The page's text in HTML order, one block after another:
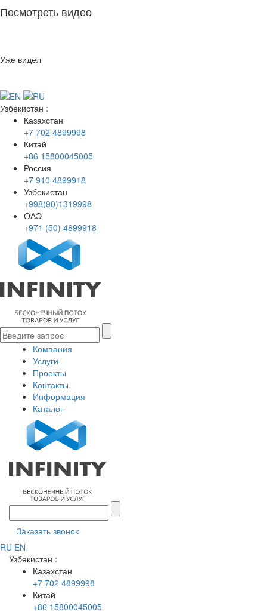
Посмотреть видео
Уже видел
Узбекистан :
Казахстан
+7 702 4899998
Китай
+86 15800045005
Россия
+7 910 4899918
Узбекистан
+998(90)1319998
ОАЭ
+971 (50) 4899918
Компания
Услуги
Проекты
Контакты
Информация
Каталог
Заказать звонок
RU EN
Узбекистан :
Казахстан
+7 702 4899998
Китай
+86 15800045005